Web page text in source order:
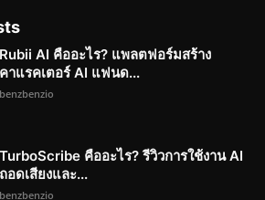
Rubii AI คืออะไร? แพลตฟอร์มสร้าง
คาแรคเตอร์ AI แฟนด...
benzbenzio
TurboScribe คืออะไร? รีวิวการใช้งาน AI
ถอดเสียงและ...
benzbenzio